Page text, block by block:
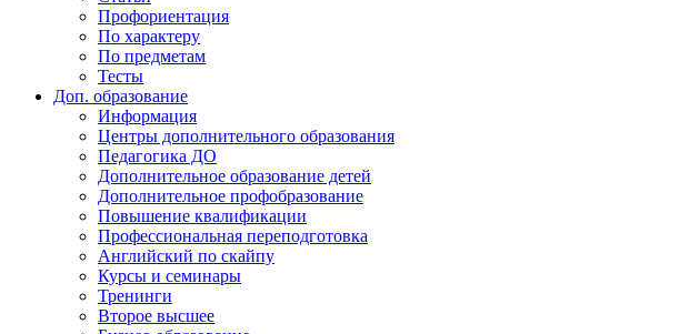
Профориентация
По характеру
По предметам
Тесты
Доп. образование
Информация
Центры дополнительного образования
Педагогика ДО
Дополнительное образование детей
Дополнительное профобразование
Повышение квалификации
Профессиональная переподготовка
Английский по скайпу
Курсы и семинары
Тренинги
Второе высшее